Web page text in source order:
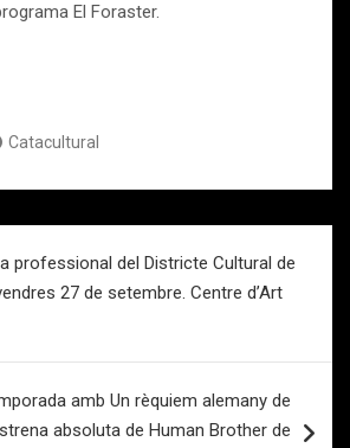
El Foraster.
Catacultural
professional del Districte Cultural de
27 de setembre. Centre d’Art
amb Un rèquiem alemany de
absoluta de Human Brother de